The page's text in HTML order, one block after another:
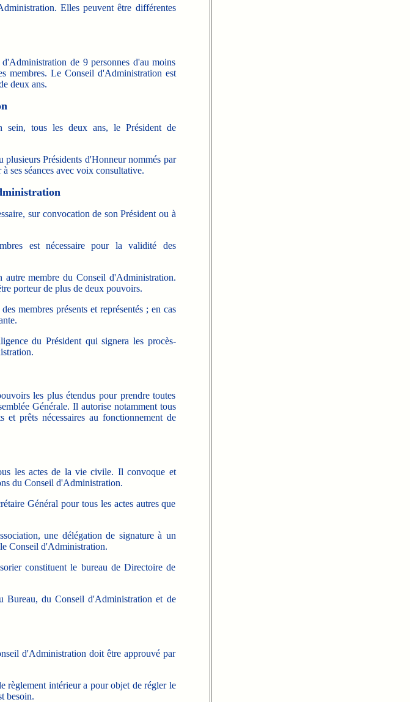
Elles peuvent être différentes
de 9 personnes d'au moins
membres. Le Conseil d'Administration est
deux ans.
sein, tous les deux ans, le Président de
Présidents d'Honneur nommés par
ses séances avec voix consultative.
sur convocation de son Président ou à
est nécessaire pour la validité des
autre membre du Conseil d'Administration.
porteur de plus de deux pouvoirs.
membres présents et représentés ; en cas
du Président qui signera les procès-
les plus étendus pour prendre toutes
Générale. Il autorise notamment tous
et prêts nécessaires au fonctionnement de
les actes de la vie civile. Il convoque et
du Conseil d'Administration.
Général pour tous les actes autres que
une délégation de signature à un
Conseil d'Administration.
constituent le bureau de Directoire de
Bureau, du Conseil d'Administration et de
d'Administration doit être approuvé par
règlement intérieur a pour objet de régler le
besoin.